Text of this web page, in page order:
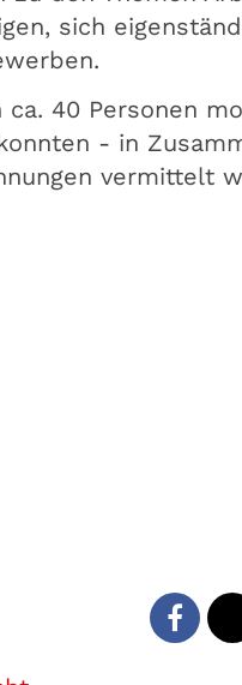
sich
40 Personen
- in
vermittelt